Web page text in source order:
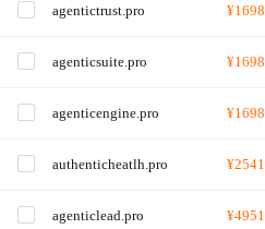
agentictrust.pro ¥1698
agenticsuite.pro ¥1698
agenticengine.pro ¥1698
authenticheatlh.pro ¥2541
agenticlead.pro ¥4951